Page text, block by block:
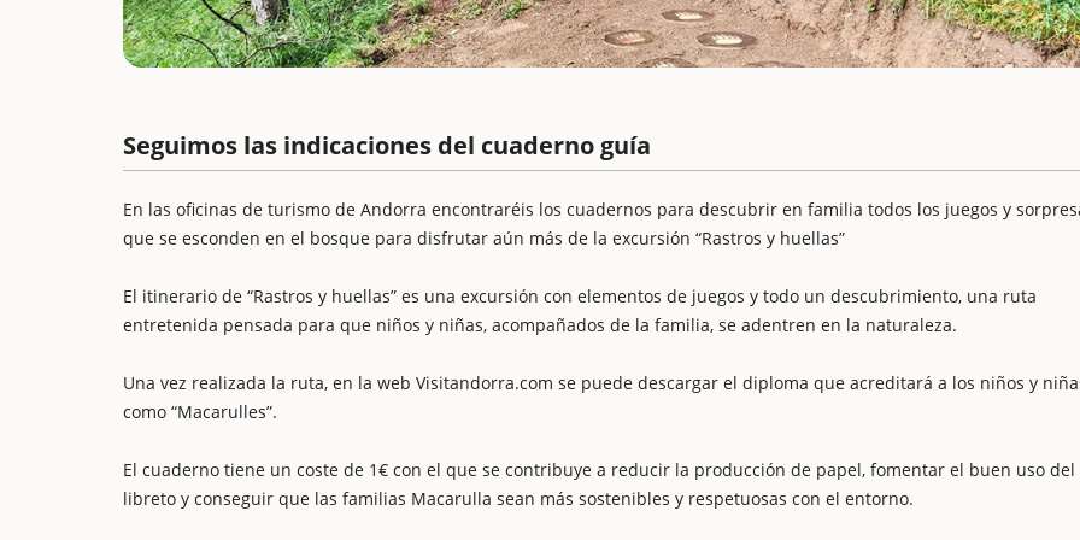
Seguimos las indicaciones del cuaderno guía
En las oficinas de turismo de Andorra encontraréis los cuadernos para descubrir en familia todos los juegos y
que se esconden en el bosque para disfrutar aún más de la excursión “Rastros y huellas”
El itinerario de “Rastros y huellas” es una excursión con elementos de juegos y todo un descubrimiento, una ruta
entretenida pensada para que niños y niñas, acompañados de la familia, se adentren en la naturaleza.
Una vez realizada la ruta, en la web Visitandorra.com se puede descargar el diploma que acreditará a los niños y
como “Macarulles”.
El cuaderno tiene un coste de 1€ con el que se contribuye a reducir la producción de papel, fomentar el buen uso del
libreto y conseguir que las familias Macarulla sean más sostenibles y respetuosas con el entorno.